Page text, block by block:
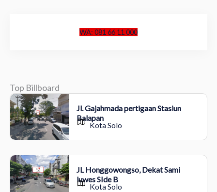
WA: 081 66 11 000
Top Billboard
Jl. Gajahmada pertigaan Stasiun
Balapan
Kota Solo
JL Honggowongso, Dekat Sami
luwes SIde B
Kota Solo